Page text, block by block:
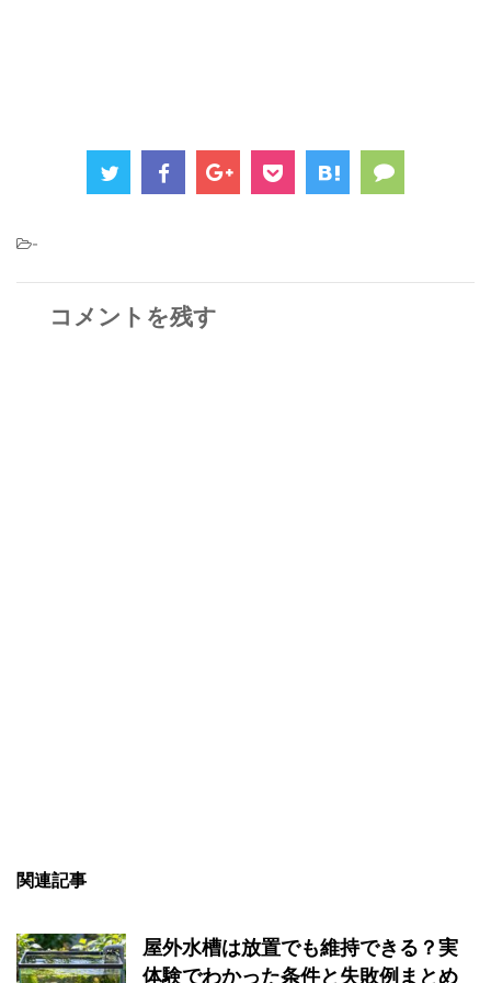
-
コメントを残す
関連記事
屋外水槽は放置でも維持できる？実
体験でわかった条件と失敗例まとめ